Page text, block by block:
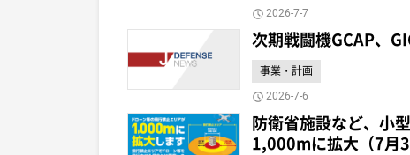
2026-7-7
次期戦闘機GCAP、
事業・計画
2026-7-6
防衛省施設など、小
1,000mに拡大（7月3